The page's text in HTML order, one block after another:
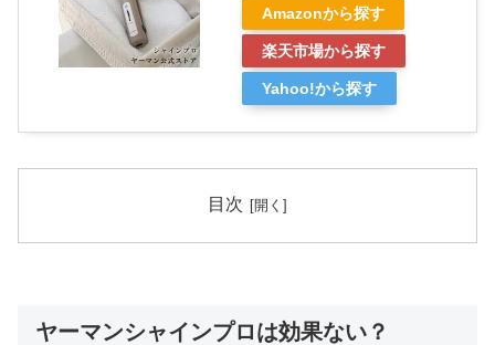
Amazonから探す
楽天市場から探す
Yahoo!から探す
目次
ヤーマンシャインプロは効果ない？